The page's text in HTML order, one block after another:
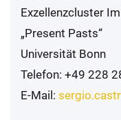
Exzellenzcluster
„Present Pasts“
Universität Bonn
Telefon: +49 228
E-Mail: